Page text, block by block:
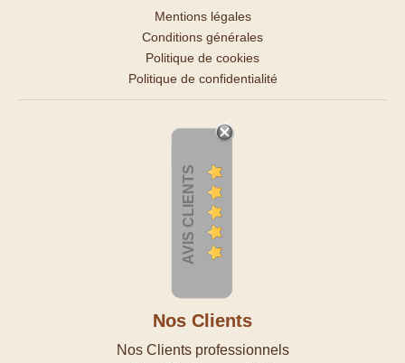
Mentions légales
Conditions générales
Politique de cookies
Politique de confidentialité
AVIS CLIENTS
Nos Clients
Nos Clients professionnels